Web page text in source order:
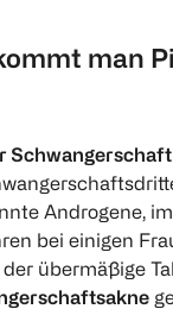
man
Androgene,
bei einigen
übermäßige